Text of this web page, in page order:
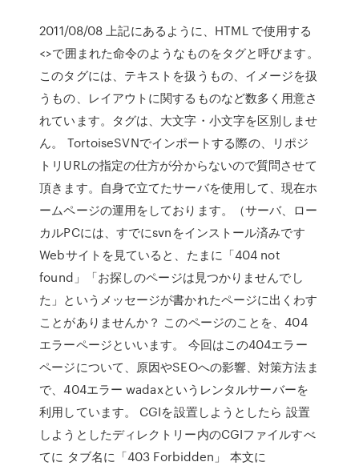
2011/08/08 上記にあるように、HTML で使用する
<>で囲まれた命令のようなものをタグと呼びます。
このタグには、テキストを扱うもの、イメージを扱
うもの、レイアウトに関するものなど数多く用意さ
れています。タグは、大文字・小文字を区別しませ
ん。 TortoiseSVNでインポートする際の、リポジ
トリURLの指定の仕方が分からないので質問させて
頂きます。自身で立てたサーバを使用して、現在ホ
ームページの運用をしております。（サーバ、ロー
カルPCには、すでにsvnをインストール済みです
Webサイトを見ていると、たまに「404 not
found」「お探しのページは見つかりませんでし
た」というメッセージが書かれたページに出くわす
ことがありませんか？ このページのことを、404
エラーページといいます。 今回はこの404エラー
ページについて、原因やSEOへの影響、対策方法ま
で、404エラー wadaxというレンタルサーバーを
利用しています。 CGIを設置しようとしたら 設置
しようとしたディレクトリー内のCGIファイルすべ
てに タブ名に「403 Forbidden」 本文に